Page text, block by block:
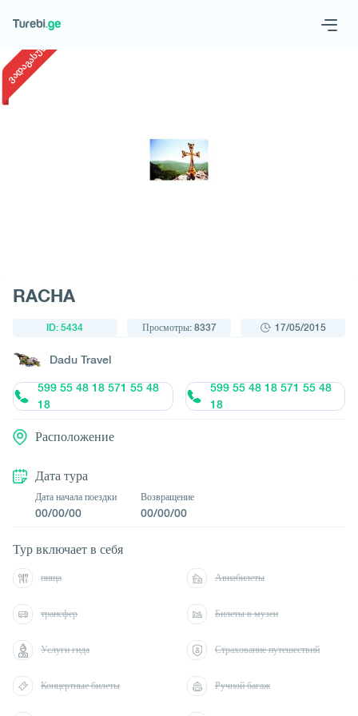
Запросить тур
ვადაგასული
RACHA
ID: 5434 Просмотры: 8337 17/05/2015
Dadu Travel
599 55 48 18 571 55 48
18
599 55 48 18 571 55 48
18
Расположение
Дата тура
Дата начала поездки
00/00/00
Возвращение
00/00/00
Тур включает в себя
пища Авиабилеты
трансфер Билеты в музеи
Услуги гида Страхование путешествий
Концертные билеты Ручной багаж